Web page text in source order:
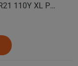
COMFORSER Автошина 275/45 ZR21 110Y XL PURESPEED лето